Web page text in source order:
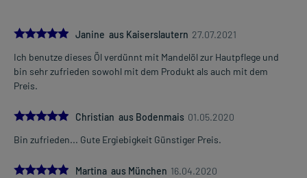
5.0
Janine aus Kaiserslautern 27.07.2021
Ich benutze dieses Öl verdünnt mit Mandelöl zur Hautpflege und
bin sehr zufrieden sowohl mit dem Produkt als auch mit dem
Preis.
5.0
Christian aus Bodenmais 01.05.2020
Bin zufrieden... Gute Ergiebigkeit Günstiger Preis.
5.0
Martina aus München 16.04.2020